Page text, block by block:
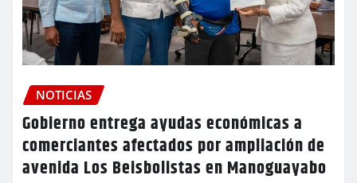
NOTICIAS
Gobierno entrega ayudas económicas a
comerciantes afectados por ampliación de
avenida Los Beisbolistas en Manoguayabo